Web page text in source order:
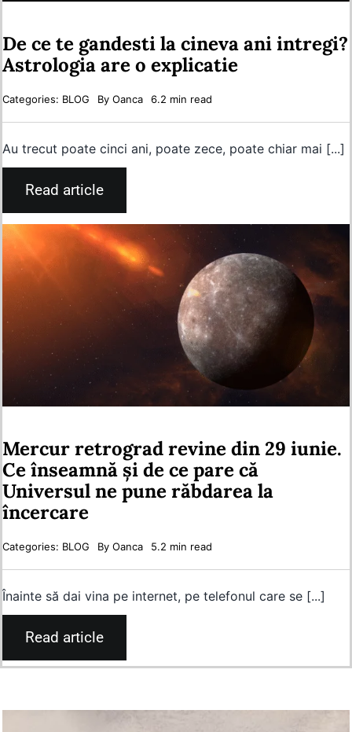
De ce te gandesti la cineva ani intregi?
Astrologia are o explicatie
Categories: BLOG By Oanca 6.2 min read
Au trecut poate cinci ani, poate zece, poate chiar mai [...]
Read article
Mercur retrograd revine din 29 iunie.
Ce înseamnă și de ce pare că
Universul ne pune răbdarea la
încercare
Categories: BLOG By Oanca 5.2 min read
Înainte să dai vina pe internet, pe telefonul care se [...]
Read article